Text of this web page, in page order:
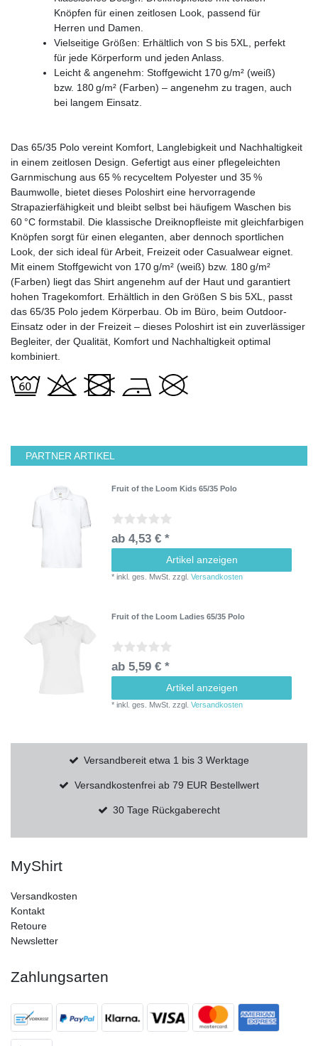
Knöpfen für einen zeitlosen Look, passend für
Herren und Damen.
Vielseitige Größen: Erhältlich von S bis 5XL, perfekt
für jede Körperform und jeden Anlass.
Leicht & angenehm: Stoffgewicht 170 g/m² (weiß)
bzw. 180 g/m² (Farben) – angenehm zu tragen, auch
bei langem Einsatz.
Das 65/35 Polo vereint Komfort, Langlebigkeit und Nachhaltigkeit
in einem zeitlosen Design. Gefertigt aus einer pflegeleichten
Garnmischung aus 65 % recyceltem Polyester und 35 %
Baumwolle, bietet dieses Poloshirt eine hervorragende
Strapazierfähigkeit und bleibt selbst bei häufigem Waschen bis
60 °C formstabil. Die klassische Dreiknopfleiste mit gleichfarbigen
Knöpfen sorgt für einen eleganten, aber dennoch sportlichen
Look, der sich ideal für Arbeit, Freizeit oder Casualwear eignet.
Mit einem Stoffgewicht von 170 g/m² (weiß) bzw. 180 g/m²
(Farben) liegt das Shirt angenehm auf der Haut und garantiert
hohen Tragekomfort. Erhältlich in den Größen S bis 5XL, passt
das 65/35 Polo jedem Körperbau. Ob im Büro, beim Outdoor-
Einsatz oder in der Freizeit – dieses Poloshirt ist ein zuverlässiger
Begleiter, der Qualität, Komfort und Nachhaltigkeit optimal
kombiniert.
PARTNER ARTIKEL
Fruit of the Loom Kids 65/35 Polo
ab 4,53 € *
Artikel anzeigen
*inkl. ges. MwSt. zzgl.Versandkosten
Fruit of the Loom Ladies 65/35 Polo
ab 5,59 € *
Artikel anzeigen
*inkl. ges. MwSt. zzgl.Versandkosten
Versandbereit etwa 1 bis 3 Werktage
Versandkostenfrei ab 79 EUR Bestellwert
30 Tage Rückgaberecht
MyShirt
Versandkosten
Kontakt
Retoure
Newsletter
Zahlungsarten